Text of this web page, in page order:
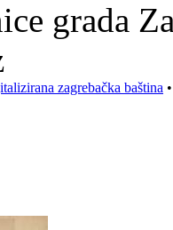
grada
zagrebačka baština